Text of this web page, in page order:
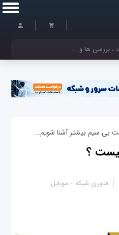
بی سیم بیشتر آشنا شویم...
فناوری شبکه موبایل